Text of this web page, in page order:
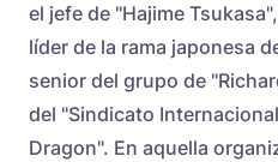
el jefe de "Hajime
líder de la rama japonesa
senior del grupo de
del "Sindicato
Dragon". En aquella